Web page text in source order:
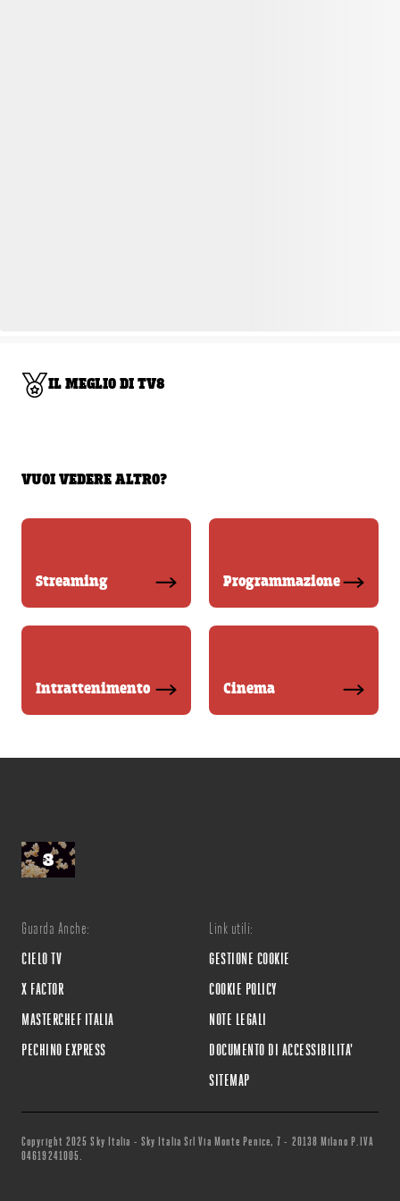
IL MEGLIO DI TV8
VUOI VEDERE ALTRO?
Streaming Programmazione
Intrattenimento Cinema
Guarda Anche:
CIELO TV
X FACTOR
MASTERCHEF ITALIA
PECHINO EXPRESS
Link utili:
GESTIONE COOKIE
COOKIE POLICY
NOTE LEGALI
DOCUMENTO DI ACCESSIBILITA'
SITEMAP
Copyright 2025 Sky Italia - Sky Italia Srl Via Monte Penice, 7 - 20138 Milano P.IVA
04619241005.